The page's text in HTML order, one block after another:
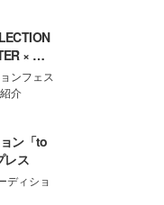
× モ
ンフェス
介
ン「to
レス
ディショ